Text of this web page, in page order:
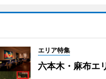
エリア特集
六本木・麻布エ